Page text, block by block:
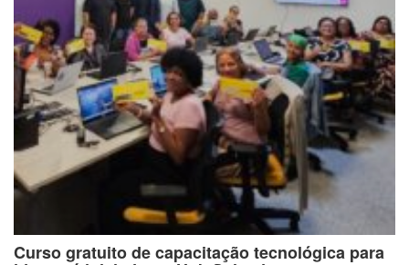
Curso gratuito de capacitação tecnológica para